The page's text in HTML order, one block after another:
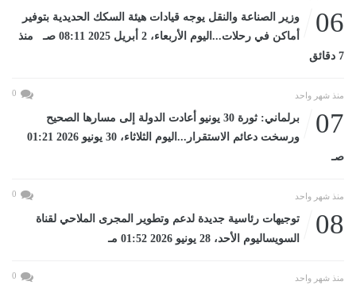
06
وزير الصناعة والنقل يوجه قيادات هيئة السكك الحديدية بتوفير
أماكن في رحلات...اليوم الأربعاء، 2 أبريل 2025 08:11 صـ منذ
7 دقائق
منذ شهر واحد 0
07
برلماني: ثورة 30 يونيو أعادت الدولة إلى مسارها الصحيح
ورسخت دعائم الاستقرار...اليوم الثلاثاء، 30 يونيو 2026 01:21
صـ
منذ شهر واحد 0
08
توجيهات رئاسية جديدة لدعم وتطوير المجرى الملاحي لقناة
السويساليوم الأحد، 28 يونيو 2026 01:52 مـ
منذ شهر واحد 0